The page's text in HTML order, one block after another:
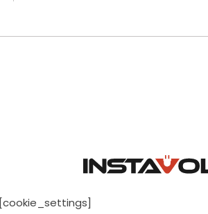
[cookie_settings]